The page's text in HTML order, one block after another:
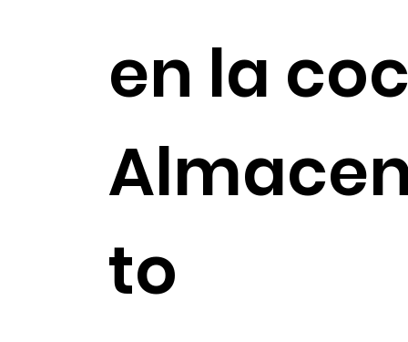
en la
to